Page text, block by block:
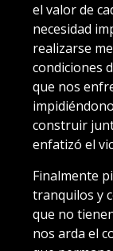
el valor de
necesidad
realizarse
condiciones
que nos
construir
enfatizó el
Finalmente
tranquilos y
que no
nos arda el